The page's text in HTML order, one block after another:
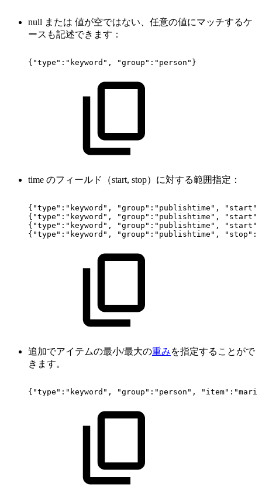
null または 値が空ではない、任意の値にマッチするケ
ースも記述できます：
{"type":"keyword", "group":"person"}
time のフィールド（start, stop）に対する範囲指定：
{"type":"keyword", "group":"publishtime",
{"type":"keyword",
"group":"publishtime",
{"type":"keyword",
"group":"publishtime",
{"type":"keyword",
"group":"publishtime",
追加でアイテムの最小/最大の重みを指定することがで
きます。
{"type":"keyword", "group":"person", "item":"marit